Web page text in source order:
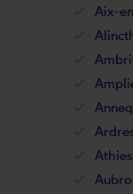
Aix-
Athies